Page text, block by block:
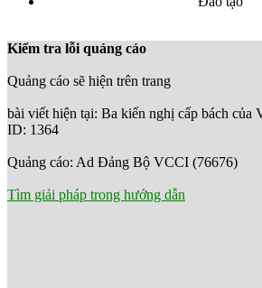
Kiểm tra lỗi quảng cáo
Quảng cáo sẽ hiện trên trang
bài viết hiện tại: Ba kiến nghị cấp bách
ID: 1364
Quảng cáo: Ad Đảng Bộ VCCI (76676)
Tìm giải pháp trong hướng dẫn